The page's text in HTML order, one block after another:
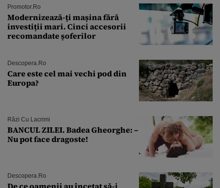
Promotor.ro
Modernizează-ți mașina fără
investiții mari. Cinci accesorii
recomandate șoferilor
Descopera.ro
Care este cel mai vechi pod din
Europa?
Râzi Cu Lacrimi
BANCUL ZILEI. Badea Gheorghe: –
Nu pot face dragoste!
Descopera.ro